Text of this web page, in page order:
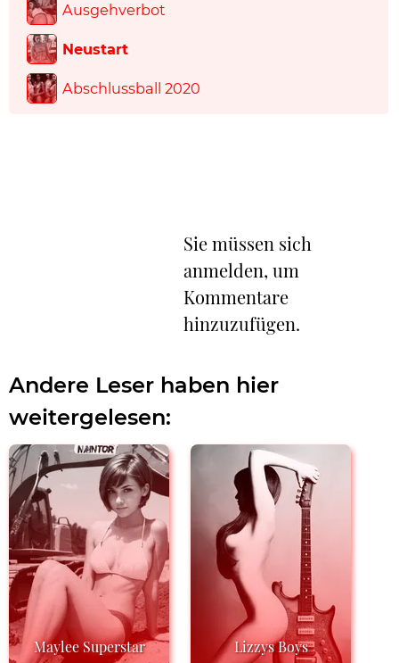
Ausgehverbot
Neustart
Abschlussball 2020
Sie müssen sich
anmelden, um
Kommentare
hinzuzufügen.
Andere Leser haben hier
weitergelesen:
Maylee Superstar Lizzys Boys